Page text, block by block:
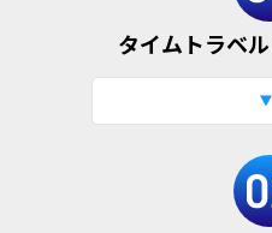
タイムトラベ